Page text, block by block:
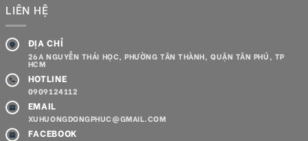
LIÊN HỆ
ĐỊA CHỈ
26A NGUYỄN THÁI HỌC, PHƯỜNG TÂN THÀNH, QUẬN TÂN PHÚ, TP
HCM
HOTLINE
0909124112
EMAIL
XUHUONGDONGPHUC@GMAIL.COM
FACEBOOK